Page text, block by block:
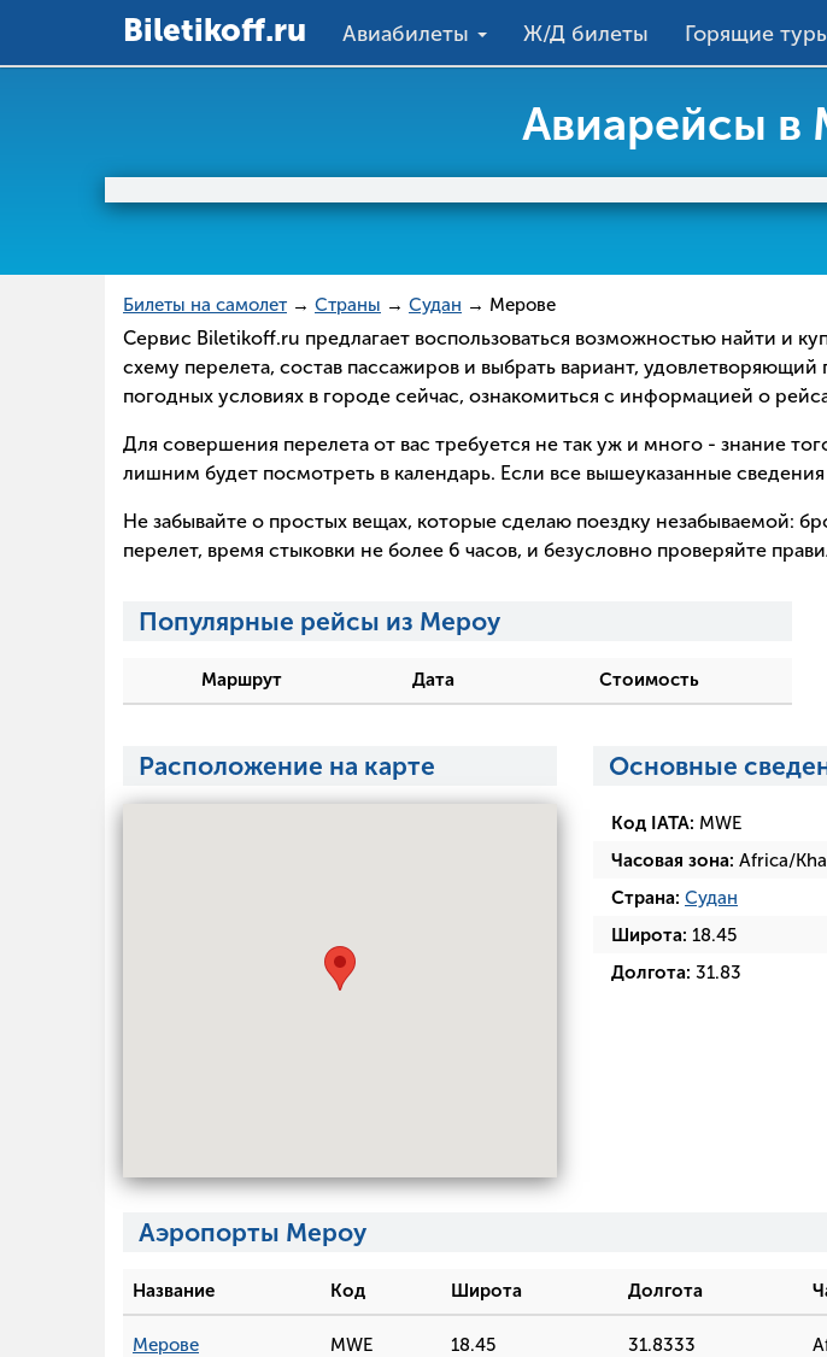
Вiletikoff.ru Авиабилеты Ж/Д билеты Горящие
Авиарейсы в
Билеты на самолет → Страны → Судан → Мерове
Сервис Biletikoff.ru предлагает воспользоваться возможностью найти и
схему перелета, состав пассажиров и выбрать вариант,
погодных условиях в городе сейчас, ознакомиться с информацией о
Для совершения перелета от вас требуется не так уж и много - знание
лишним будет посмотреть в календарь. Если все вышеуказанные
Не забывайте о простых вещах, которые сделаю поездку незабываемой:
перелет, время стыковки не более 6 часов, и безусловно проверяйте
Популярные рейсы из Мероу
Маршрут Дата Стоимость
Расположение на карте Основные
Код IATA: MWE
Часовая зона: Africa/
Страна: Судан
Широта: 18.45
Долгота: 31.83
Аэропорты Мероу
Название Код Широта Долгота
Мерове MWE 18.45 31.8333